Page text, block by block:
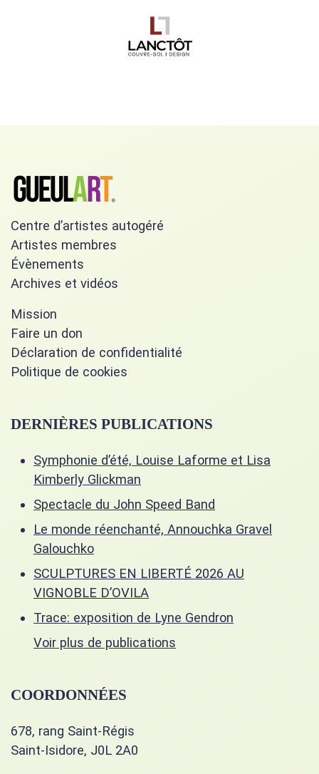
Centre d’artistes autogéré
Artistes membres
Évènements
Archives et vidéos
Mission
Faire un don
Déclaration de confidentialité
Politique de cookies
DERNIÈRES PUBLICATIONS
Symphonie d’été, Louise Laforme et Lisa
Kimberly Glickman
Spectacle du John Speed Band
Le monde réenchanté, Annouchka Gravel
Galouchko
SCULPTURES EN LIBERTÉ 2026 AU
VIGNOBLE D’OVILA
Trace: exposition de Lyne Gendron
Voir plus de publications
COORDONNÉES
678, rang Saint-Régis
Saint-Isidore, J0L 2A0